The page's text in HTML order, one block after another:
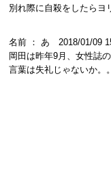
別れ際に自殺をしたらヨ
名前 ： あ 2018/01/09
岡田は昨年9月、女性誌
言葉は失礼じゃないか。。